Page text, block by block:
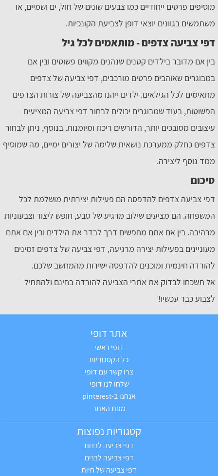
מוסיפים פרטים ייחודיים כמו צבעים שונים של חול, ים ושמיים, או
משתמשים בגוונים יוצאי דופן לצביעת הקונכיות.
דפי צביעה צדפים - מותאמים לכל גיל
בין אם מדובר בילדים קטנים שנהנים מקווים פשוטים ובין אם
במבוגרים שאוהבים פרטים מורכבים, דפי צביעה של צדפים
מתאימים לכל הגילאים. ילדים ייהנו מהצביעה של צורות הצדפים
הפשוטות, בעוד שמבוגרים יכולים לבחור דפי צביעה המציעים
עיצובים מסובכים יותר, הדורשים ריכוז ומיומנות. בנוסף, ניתן לבחור
צדפים כחלק ממערכת נושאית שלימה של יצורים ימיים, מה שמוסיף
ממד נוסף ליצירה.
סיכום
דפי צביעה צדפים להדפסה הם פעילות יצירתית מושלמת לכל
המשפחה. הם מציעים שילוב מרגיע של טבע, חופש ליצור וצבעוניות
מרהיבה. בין אם אתם מחפשים דרך לבדר את הילדים ובין אם אתם
מעוניינים בפעילות יצירה מרגיעה, דפי צביעה של צדפים זמינים
להורדה חינמית ומוכנים להדפסה ישירות מהמחשב שלכם.
אל תשכחו לבדוק את אתרי הצביעה להורדה בחינם ולהתחיל
לצבוע כבר עכשיו!
אתר דופי
דופי ראשי
כל הקטגוריות
צרו קשר עם דופי
שלחו לנו דופי
אנחנו ב-pinterest
מפת האתר
קטגוריות נפוצות
דפי צביעה לבנות
דפי צביעה לבנים
דפי צביעה של חיות